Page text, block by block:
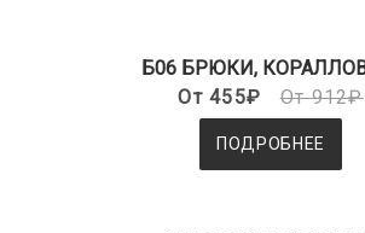
Б06 БРЮКИ,
От 455₽
От 912₽
ПОДРОБНЕЕ